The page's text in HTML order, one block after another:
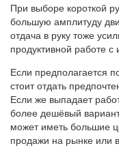
При выборе короткой
большую амплитуду
отдача в руку тоже
продуктивной работе с
Если предполагается
стоит отдать
Если же выпадает
более дешёвый
может иметь большие
продажи на рынке или